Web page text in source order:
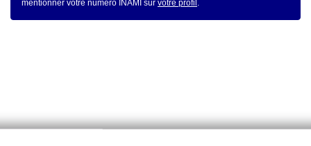
mentionner votre numéro INAMI sur votre profil